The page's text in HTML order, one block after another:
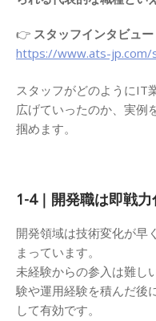
👉 スタッフインタビュー
https://www.ats-
スタッフがどのようにIT
広げていったのか、実例
掴めます。
1-4｜開発職は即戦
開発領域は技術変化が早
まっています。
未経験からの参入は難し
験や運用経験を積んだ後
して有効です。